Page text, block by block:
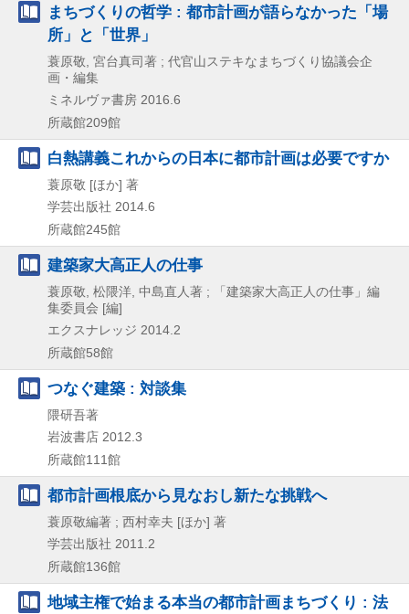
まちづくりの哲学 : 都市計画が語らなかった「場
所」と「世界」
蓑原敬, 宮台真司著 ; 代官山ステキなまちづくり協議会企
画・編集
ミネルヴァ書房 2016.6
所蔵館209館
白熱講義これからの日本に都市計画は必要ですか
蓑原敬 [ほか] 著
学芸出版社 2014.6
所蔵館245館
建築家大高正人の仕事
蓑原敬, 松隈洋, 中島直人著 ; 「建築家大高正人の仕事」編
集委員会 [編]
エクスナレッジ 2014.2
所蔵館58館
つなぐ建築 : 対談集
隈研吾著
岩波書店 2012.3
所蔵館111館
都市計画根底から見なおし新たな挑戦へ
蓑原敬編著 ; 西村幸夫 [ほか] 著
学芸出版社 2011.2
所蔵館136館
地域主権で始まる本当の都市計画まちづくり : 法